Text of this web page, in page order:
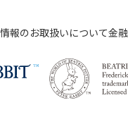
報のお取扱いについて金